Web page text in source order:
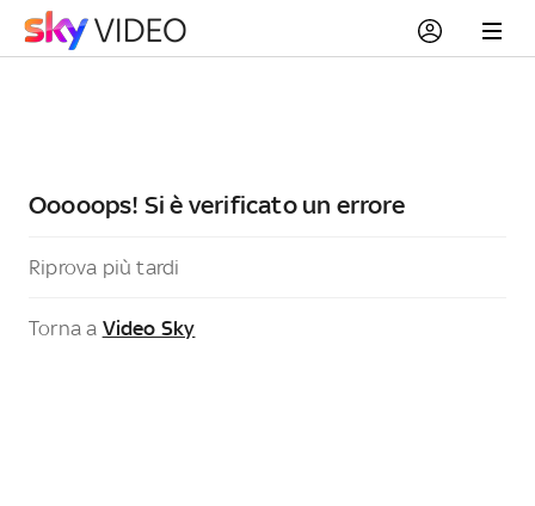
Ooooops! Si è verificato un errore
Riprova più tardi
Torna a Video Sky